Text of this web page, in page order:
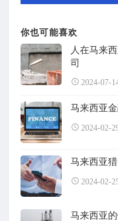
你也可能喜欢
人在马来
司
2024-07-
马来西亚
2024-02-
马来西亚
2024-02-
马来西亚